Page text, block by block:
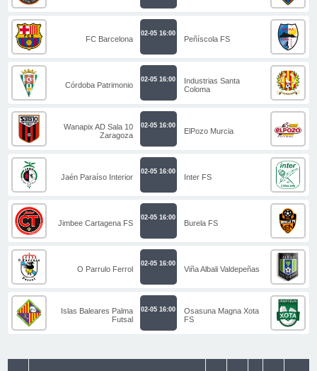
FC Barcelona
02-05 16:00
Peñíscola FS
Córdoba Patrimonio
02-05 16:00
Industrias Santa
Coloma
Wanapix AD Sala 10
Zaragoza
02-05 16:00
ElPozo Murcia
Jaén Paraíso Interior
02-05 16:00
Inter FS
Jimbee Cartagena FS
02-05 16:00
Burela FS
O Parrulo Ferrol
02-05 16:00
Viña Albali Valdepeñas
Islas Baleares Palma
Futsal
02-05 16:00
Osasuna Magna Xota
FS